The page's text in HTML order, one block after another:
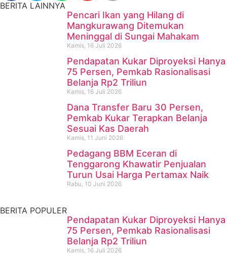
BERITA LAINNYA
Pencari Ikan yang Hilang di
Mangkurawang Ditemukan
Meninggal di Sungai Mahakam
Kamis, 16 Juli 2026
Pendapatan Kukar Diproyeksi Hanya
75 Persen, Pemkab Rasionalisasi
Belanja Rp2 Triliun
Kamis, 16 Juli 2026
Dana Transfer Baru 30 Persen,
Pemkab Kukar Terapkan Belanja
Sesuai Kas Daerah
Kamis, 11 Juni 2026
Pedagang BBM Eceran di
Tenggarong Khawatir Penjualan
Turun Usai Harga Pertamax Naik
Rabu, 10 Juni 2026
Pencari Ikan yang Hilang di
Mangkurawang Ditemukan
Meninggal di Sungai
Mahakam
BERITA POPULER
Pendapatan Kukar Diproyeksi Hanya
75 Persen, Pemkab Rasionalisasi
Belanja Rp2 Triliun
Kamis, 16 Juli 2026